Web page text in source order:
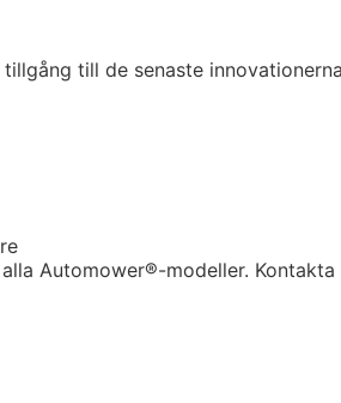
till de senaste
Automower®-modeller.